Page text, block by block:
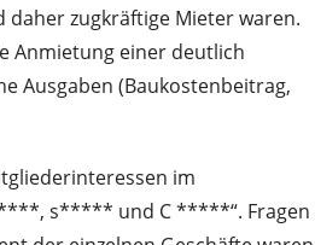
zugkräftige Mieter waren.
Anmietung einer deutlich
Ausgaben (Baukostenbeitrag,
im
s***** und C *****“. Fragen